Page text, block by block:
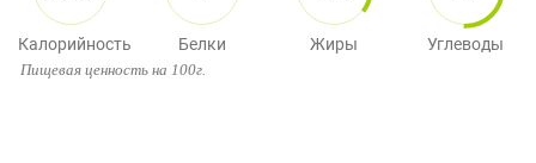
Калорийность Белки Жиры Углеводы
Пищевая ценность на 100г.